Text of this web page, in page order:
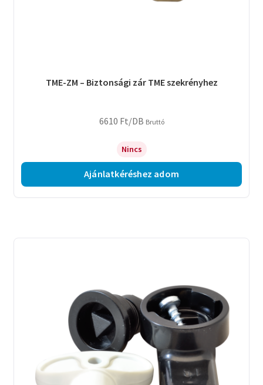
TME-ZM – Biztonsági zár TME szekrényhez
6610 Ft/DB Bruttó
Nincs
Ajánlatkéréshez adom